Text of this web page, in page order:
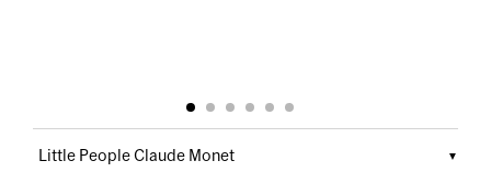
Little People Claude Monet